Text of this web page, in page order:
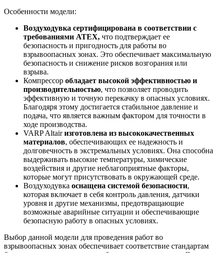
Особенности модели:
Воздуходувка сертифицирована в соответствии с
требованиями ATEX, что подтверждает ее
безопасность и пригодность для работы во
взрывоопасных зонах. Это обеспечивает максимальную
безопасность и снижение рисков возгорания или
взрыва.
Компрессор обладает высокой эффективностью и
производительностью, что позволяет проводить
эффективную и точную перекачку в опасных условиях.
Благодяря этому достигается стабильное давление и
подача, что является важным фактором для точности в
ходе производства.
VARP Altairизготовлена из высококачественных
материалов, обеспечивающих ее надежность и
долговечность в экстремальных условиях. Она способна
выдерживать высокие температуры, химические
воздействия и другие неблагоприятные факторы,
которые могут присутствовать в окружающей среде.
Воздуходувка оснащена системой безопасности,
которая включает в себя контроль давления, датчики
уровня и другие механизмы, предотвращающие
возможные аварийные ситуации и обеспечивающие
безопасную работу в опасных условиях.
Выбор данной модели для проведения работ во
взрывоопасных зонах обеспечивает соответствие стандартам